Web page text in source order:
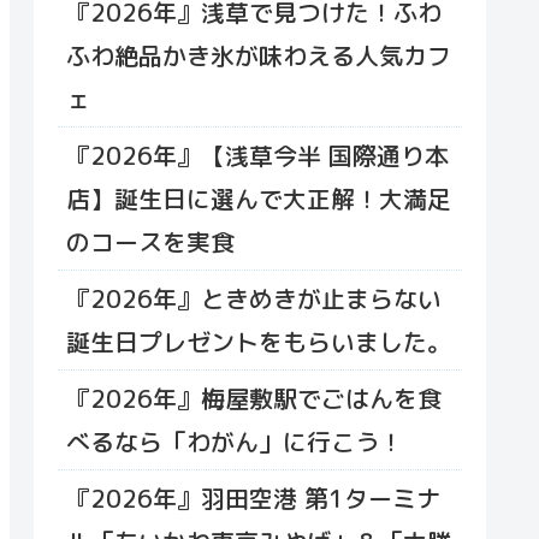
『2026年』浅草で見つけた！ふわ
ふわ絶品かき氷が味わえる人気カフ
ェ
『2026年』【浅草今半 国際通り本
店】誕生日に選んで大正解！大満足
のコースを実食
『2026年』ときめきが止まらない
誕生日プレゼントをもらいました。
『2026年』梅屋敷駅でごはんを食
べるなら「わがん」に行こう！
『2026年』羽田空港 第1ターミナ